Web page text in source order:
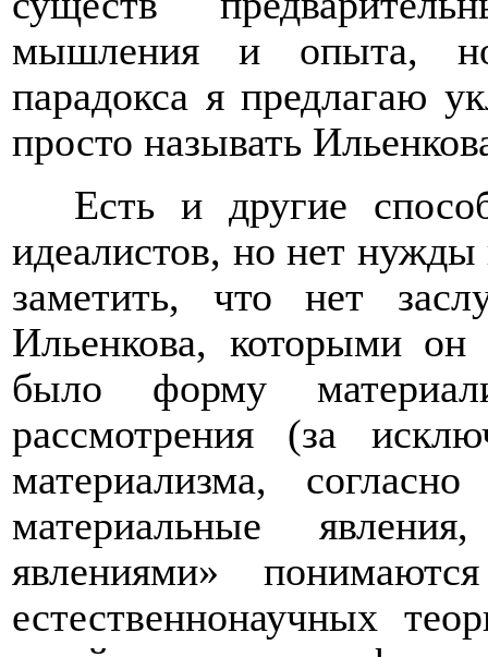
мышления и опыта,
парадокса я предлагаю
просто называть
Есть и другие
идеалистов, но нет нужды
заметить, что нет
Ильенкова, которыми
было форму
рассмотрения (за
материализма,
материальные
явлениями»
естественнонаучных